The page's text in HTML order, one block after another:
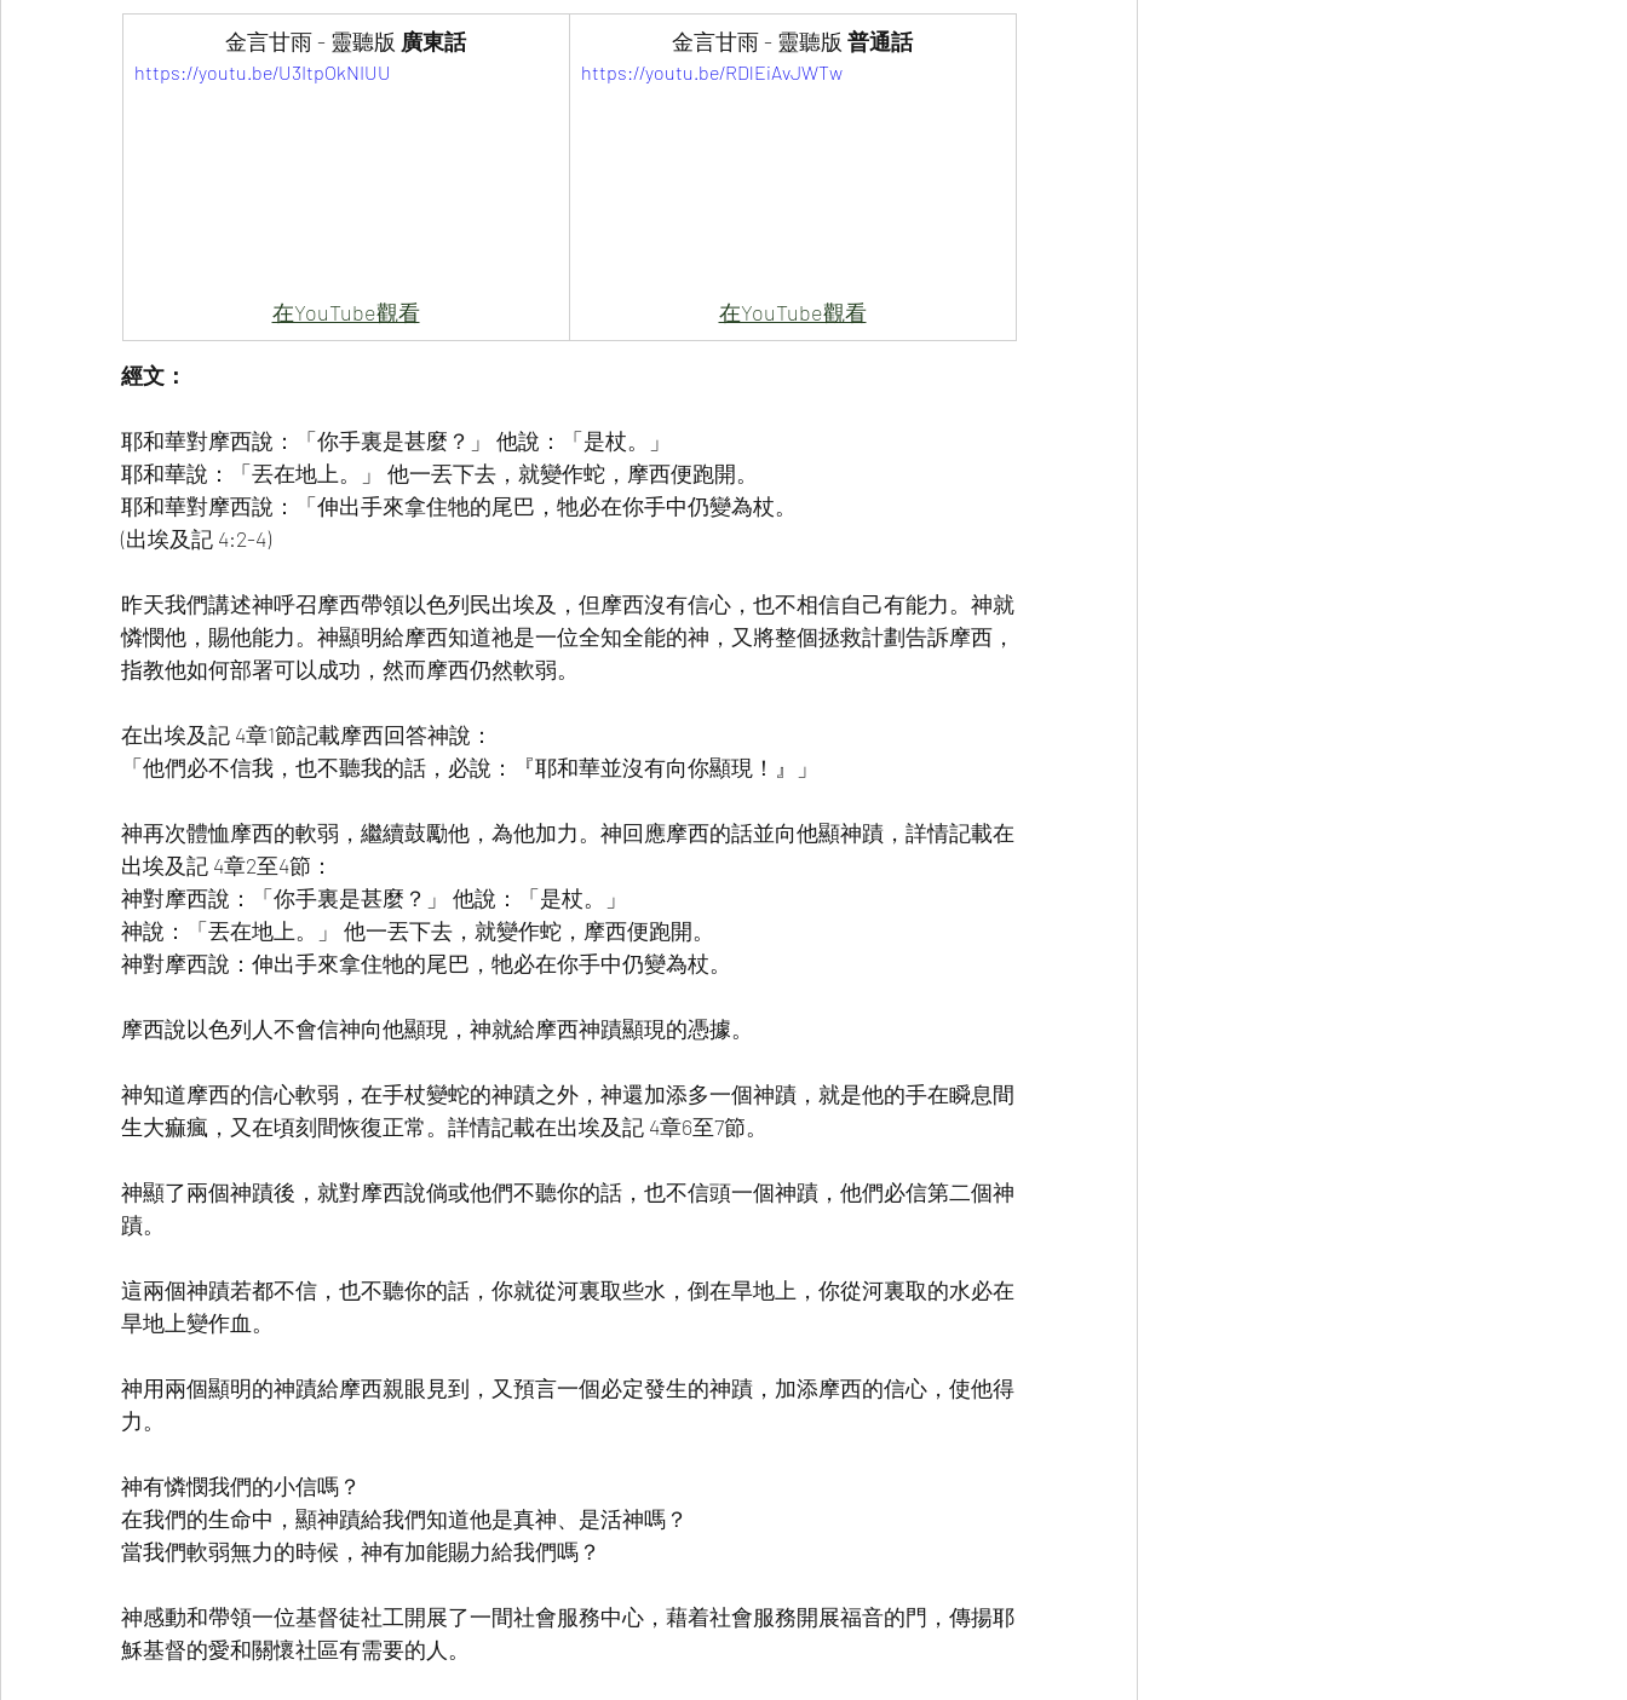
金言甘雨 - 靈聽版 廣東話
https://youtu.be/U3ItpOkNIUU
在YouTube觀看
金言甘雨 - 靈聽版 普通話
https://youtu.be/RDlEiAvJWTw
在YouTube觀看
經文：
耶和華對摩西說：「你手裏是甚麼？」 他說：「是杖。」
耶和華說：「丟在地上。」 他一丟下去，就變作蛇，摩西便跑開。
耶和華對摩西說：「伸出手來拿住牠的尾巴，牠必在你手中仍變為杖。
(出埃及記 4:2-4)
昨天我們講述神呼召摩西帶領以色列民出埃及，但摩西沒有信心，也不相信自己有能力。神就
憐憫他，賜他能力。神顯明給摩西知道祂是一位全知全能的神，又將整個拯救計劃告訴摩西，
指教他如何部署可以成功，然而摩西仍然軟弱。
在出埃及記 4章1節記載摩西回答神說：
「他們必不信我，也不聽我的話，必說：『耶和華並沒有向你顯現！』」
神再次體恤摩西的軟弱，繼續鼓勵他，為他加力。神回應摩西的話並向他顯神蹟，詳情記載在
出埃及記 4章2至4節：
神對摩西說：「你手裏是甚麼？」 他說：「是杖。」
神說：「丟在地上。」 他一丟下去，就變作蛇，摩西便跑開。
神對摩西說：伸出手來拿住牠的尾巴，牠必在你手中仍變為杖。
摩西說以色列人不會信神向他顯現，神就給摩西神蹟顯現的憑據。
神知道摩西的信心軟弱，在手杖變蛇的神蹟之外，神還加添多一個神蹟，就是他的手在瞬息間
生大痲瘋，又在頃刻間恢復正常。詳情記載在出埃及記 4章6至7節。
神顯了兩個神蹟後，就對摩西說倘或他們不聽你的話，也不信頭一個神蹟，他們必信第二個神
蹟。
這兩個神蹟若都不信，也不聽你的話，你就從河裏取些水，倒在旱地上，你從河裏取的水必在
旱地上變作血。
神用兩個顯明的神蹟給摩西親眼見到，又預言一個必定發生的神蹟，加添摩西的信心，使他得
力。
神有憐憫我們的小信嗎？
在我們的生命中，顯神蹟給我們知道他是真神、是活神嗎？
當我們軟弱無力的時候，神有加能賜力給我們嗎？
神感動和帶領一位基督徒社工開展了一間社會服務中心，藉着社會服務開展福音的門，傳揚耶
穌基督的愛和關懷社區有需要的人。